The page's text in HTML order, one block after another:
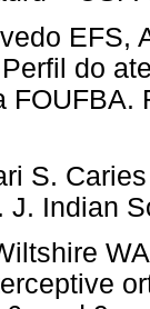
EFS,
do
FOUFBA.
S.
J. Indian